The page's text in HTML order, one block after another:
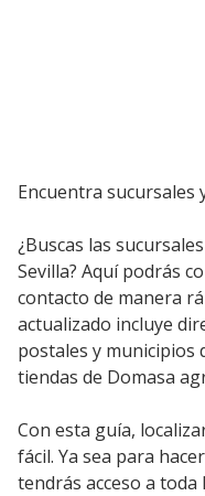
Encuentra sucursales
¿Buscas las
Sevilla? Aquí podrás
contacto de manera
actualizado incluye
postales y municipios
tiendas de Domasa
Con esta guía,
fácil. Ya sea para
tendrás acceso a